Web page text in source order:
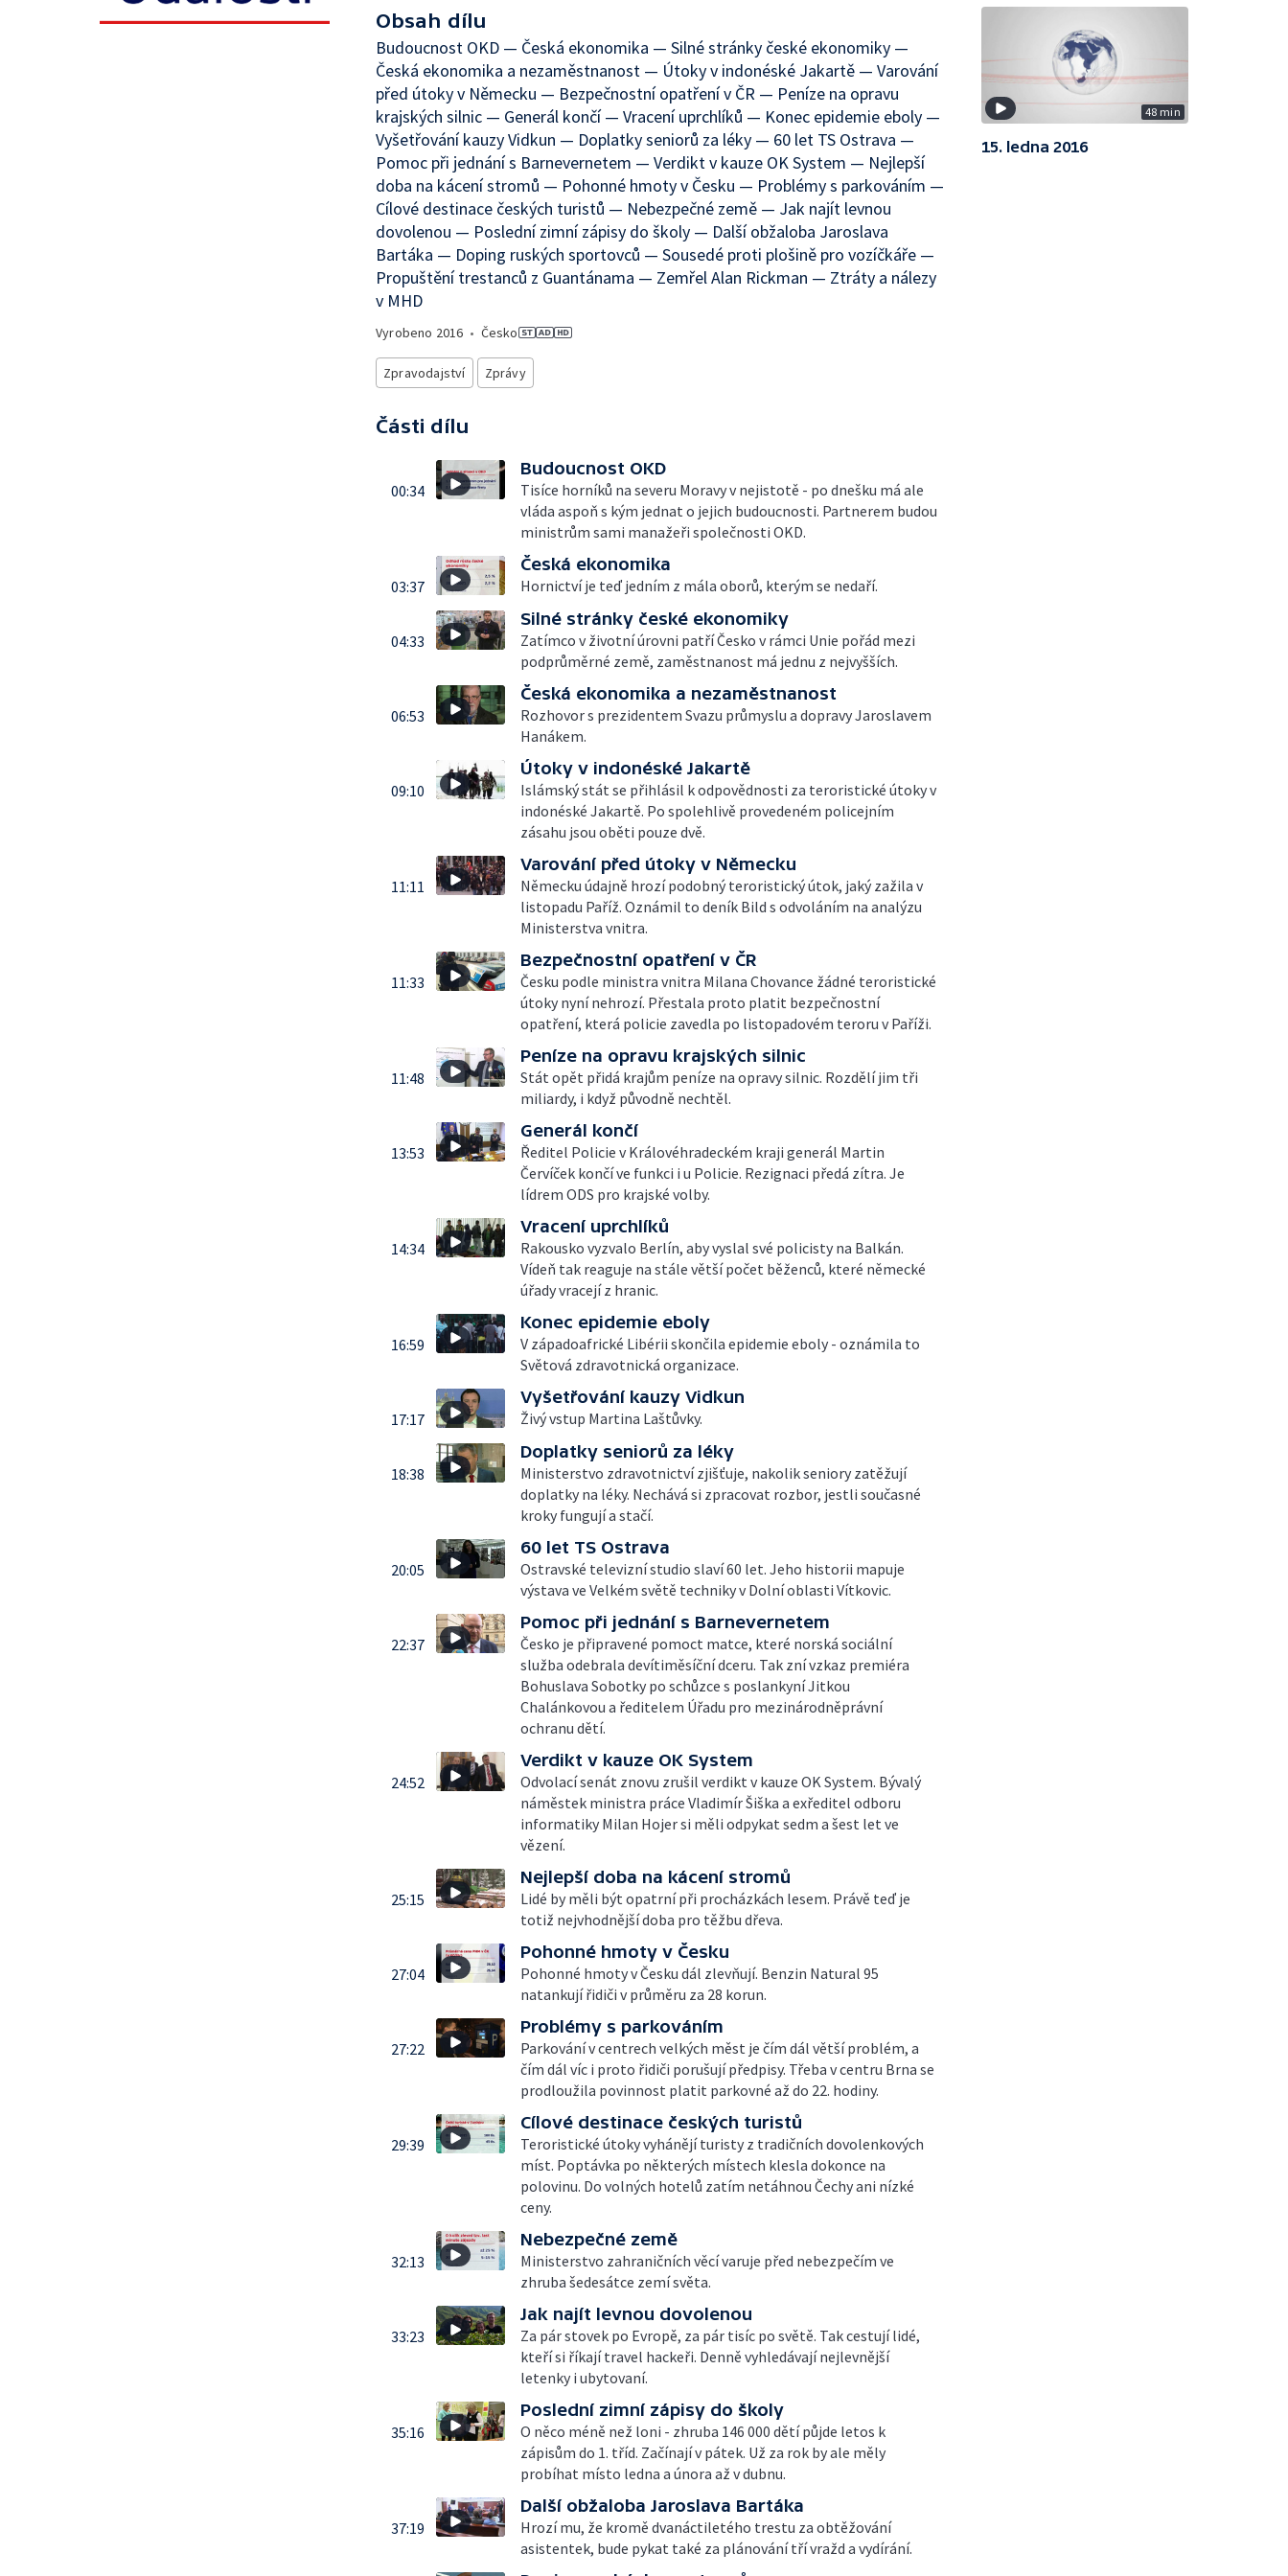
Obsah dílu
Budoucnost OKD — Česká ekonomika — Silné stránky české ekonomiky —
Česká ekonomika a nezaměstnanost — Útoky v indonéské Jakartě — Varování
před útoky v Německu — Bezpečnostní opatření v ČR — Peníze na opravu
krajských silnic — Generál končí — Vracení uprchlíků — Konec epidemie eboly —
Vyšetřování kauzy Vidkun — Doplatky seniorů za léky — 60 let TS Ostrava —
Pomoc při jednání s Barnevernetem — Verdikt v kauze OK System — Nejlepší
doba na kácení stromů — Pohonné hmoty v Česku — Problémy s parkováním —
Cílové destinace českých turistů — Nebezpečné země — Jak najít levnou
dovolenou — Poslední zimní zápisy do školy — Další obžaloba Jaroslava
Bartáka — Doping ruských sportovců — Sousedé proti plošině pro vozíčkáře —
Propuštění trestanců z Guantánama — Zemřel Alan Rickman — Ztráty a nálezy
v MHD
Vyrobeno 2016 • Česko
Zpravodajství Zprávy
Části dílu
00:34
Budoucnost OKD
Tisíce horníků na severu Moravy v nejistotě - po dnešku má ale
vláda aspoň s kým jednat o jejich budoucnosti. Partnerem budou
ministrům sami manažeři společnosti OKD.
03:37
Česká ekonomika
Hornictví je teď jedním z mála oborů, kterým se nedaří.
04:33
Silné stránky české ekonomiky
Zatímco v životní úrovni patří Česko v rámci Unie pořád mezi
podprůměrné země, zaměstnanost má jednu z nejvyšších.
06:53
Česká ekonomika a nezaměstnanost
Rozhovor s prezidentem Svazu průmyslu a dopravy Jaroslavem
Hanákem.
09:10
Útoky v indonéské Jakartě
Islámský stát se přihlásil k odpovědnosti za teroristické útoky v
indonéské Jakartě. Po spolehlivě provedeném policejním
zásahu jsou oběti pouze dvě.
11:11
Varování před útoky v Německu
Německu údajně hrozí podobný teroristický útok, jaký zažila v
listopadu Paříž. Oznámil to deník Bild s odvoláním na analýzu
Ministerstva vnitra.
11:33
Bezpečnostní opatření v ČR
Česku podle ministra vnitra Milana Chovance žádné teroristické
útoky nyní nehrozí. Přestala proto platit bezpečnostní
opatření, která policie zavedla po listopadovém teroru v Paříži.
11:48
Peníze na opravu krajských silnic
Stát opět přidá krajům peníze na opravy silnic. Rozdělí jim tři
miliardy, i když původně nechtěl.
13:53
Generál končí
Ředitel Policie v Královéhradeckém kraji generál Martin
Červíček končí ve funkci i u Policie. Rezignaci předá zítra. Je
lídrem ODS pro krajské volby.
14:34
Vracení uprchlíků
Rakousko vyzvalo Berlín, aby vyslal své policisty na Balkán.
Vídeň tak reaguje na stále větší počet běženců, které německé
úřady vracejí z hranic.
16:59
Konec epidemie eboly
V západoafrické Libérii skončila epidemie eboly - oznámila to
Světová zdravotnická organizace.
17:17
Vyšetřování kauzy Vidkun
Živý vstup Martina Laštůvky.
18:38
Doplatky seniorů za léky
Ministerstvo zdravotnictví zjišťuje, nakolik seniory zatěžují
doplatky na léky. Nechává si zpracovat rozbor, jestli současné
kroky fungují a stačí.
20:05
60 let TS Ostrava
Ostravské televizní studio slaví 60 let. Jeho historii mapuje
výstava ve Velkém světě techniky v Dolní oblasti Vítkovic.
22:37
Pomoc při jednání s Barnevernetem
Česko je připravené pomoct matce, které norská sociální
služba odebrala devítiměsíční dceru. Tak zní vzkaz premiéra
Bohuslava Sobotky po schůzce s poslankyní Jitkou
Chalánkovou a ředitelem Úřadu pro mezinárodněprávní
ochranu dětí.
24:52
Verdikt v kauze OK System
Odvolací senát znovu zrušil verdikt v kauze OK System. Bývalý
náměstek ministra práce Vladimír Šiška a exředitel odboru
informatiky Milan Hojer si měli odpykat sedm a šest let ve
vězení.
25:15
Nejlepší doba na kácení stromů
Lidé by měli být opatrní při procházkách lesem. Právě teď je
totiž nejvhodnější doba pro těžbu dřeva.
27:04
Pohonné hmoty v Česku
Pohonné hmoty v Česku dál zlevňují. Benzin Natural 95
natankují řidiči v průměru za 28 korun.
27:22
Problémy s parkováním
Parkování v centrech velkých měst je čím dál větší problém, a
čím dál víc i proto řidiči porušují předpisy. Třeba v centru Brna se
prodloužila povinnost platit parkovné až do 22. hodiny.
29:39
Cílové destinace českých turistů
Teroristické útoky vyhánějí turisty z tradičních dovolenkových
míst. Poptávka po některých místech klesla dokonce na
polovinu. Do volných hotelů zatím netáhnou Čechy ani nízké
ceny.
32:13
Nebezpečné země
Ministerstvo zahraničních věcí varuje před nebezpečím ve
zhruba šedesátce zemí světa.
33:23
Jak najít levnou dovolenou
Za pár stovek po Evropě, za pár tisíc po světě. Tak cestují lidé,
kteří si říkají travel hackeři. Denně vyhledávají nejlevnější
letenky i ubytovaní.
35:16
Poslední zimní zápisy do školy
O něco méně než loni - zhruba 146 000 dětí půjde letos k
zápisům do 1. tříd. Začínají v pátek. Už za rok by ale měly
probíhat místo ledna a února až v dubnu.
37:19
Další obžaloba Jaroslava Bartáka
Hrozí mu, že kromě dvanáctiletého trestu za obtěžování
asistentek, bude pykat také za plánování tří vražd a vydírání.
48 min
15. ledna 2016